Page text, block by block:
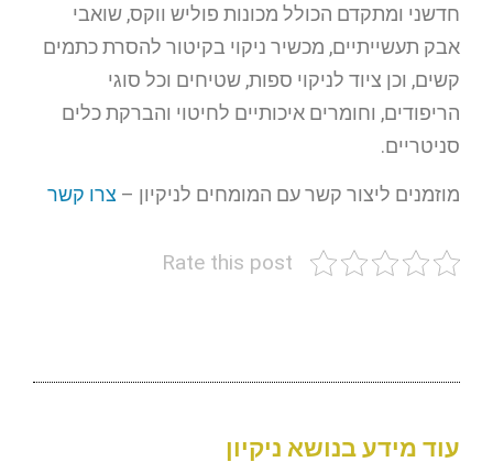
חדשני ומתקדם הכולל מכונות פוליש ווקס, שואבי
אבק תעשייתיים, מכשיר ניקוי בקיטור להסרת כתמים
קשים, וכן ציוד לניקוי ספות, שטיחים וכל סוגי
הריפודים, וחומרים איכותיים לחיטוי והברקת כלים
סניטריים.
מוזמנים ליצור קשר עם המומחים לניקיון – צרו קשר
Rate this post
עוד מידע בנושא ניקיון